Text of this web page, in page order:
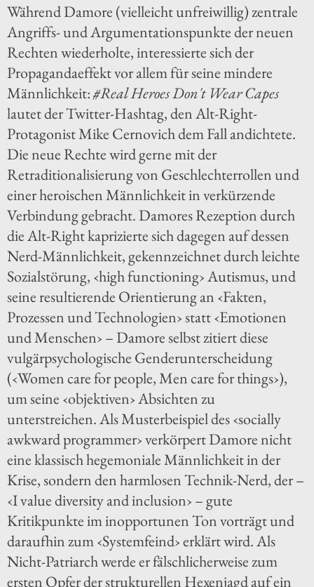
Während Damore (vielleicht unfreiwillig) zentrale
Angriffs- und Argumentationspunkte der neuen
Rechten wiederholte, interessierte sich der
Propagandaeffekt vor allem für seine mindere
Männlichkeit:#Real Heroes Don't Wear Capes
lautet der Twitter-Hashtag, den Alt-Right-
Protagonist Mike Cernovich dem Fall andichtete.
Die neue Rechte wird gerne mit der
Retraditionalisierung von Geschlechterrollen und
einer heroischen Männlichkeit in verkürzende
Verbindung gebracht. Damores Rezeption durch
die Alt-Right kaprizierte sich dagegen auf dessen
Nerd-Männlichkeit, gekennzeichnet durch leichte
Sozialstörung, ‹high functioning› Autismus, und
seine resultierende Orientierung an ‹Fakten,
Prozessen und Technologien› statt ‹Emotionen
und Menschen› – Damore selbst zitiert diese
vulgärpsychologische Genderunterscheidung
(‹Women care for people, Men care for things›),
um seine ‹objektiven› Absichten zu
unterstreichen. Als Musterbeispiel des ‹socially
awkward programmer› verkörpert Damore nicht
eine klassisch hegemoniale Männlichkeit in der
Krise, sondern den harmlosen Technik-Nerd, der –
‹I value diversity and inclusion› – gute
Kritikpunkte im inopportunen Ton vorträgt und
daraufhin zum ‹Systemfeind› erklärt wird. Als
Nicht-Patriarch werde er fälschlicherweise zum
ersten Opfer der strukturellen Hexenjagd auf ein